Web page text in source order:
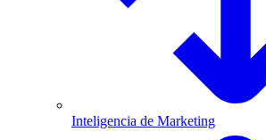
Inteligencia de Marketing